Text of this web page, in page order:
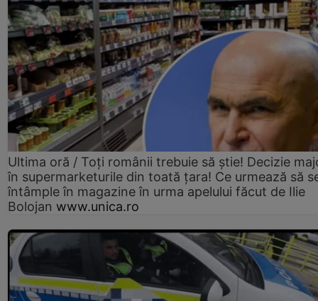
Ultima oră / Toți românii trebuie să știe! Decizie
în supermarketurile din toată țara! Ce urmează să
întâmple în magazine în urma apelului făcut de Ilie
Bolojan www.unica.ro